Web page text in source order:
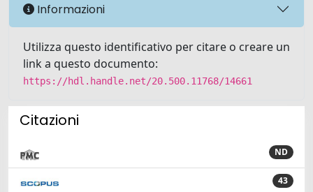
Informazioni
Utilizza questo identificativo per citare o creare un
link a questo documento:
https://hdl.handle.net/20.500.11768/14661
Citazioni
ND
43